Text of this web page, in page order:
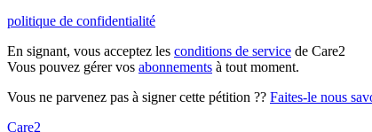
politique de confidentialité
En signant, vous acceptez les conditions de service de Care2
Vous pouvez gérer vos abonnements à tout moment.
Vous ne parvenez pas à signer cette pétition ?? Faites-le nous
Care2